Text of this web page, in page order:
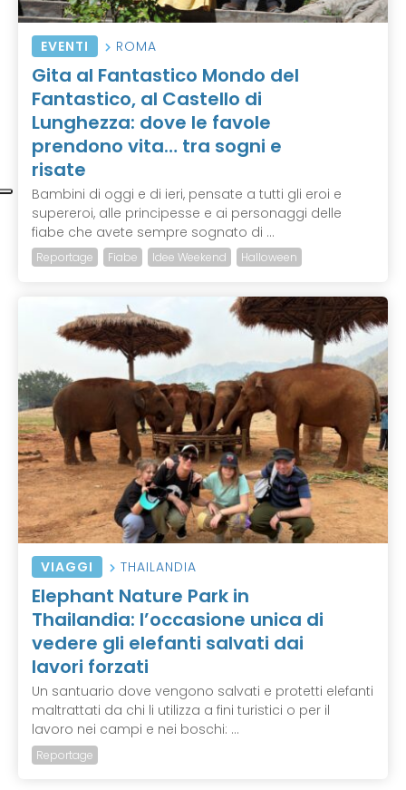
EVENTI ROMA
Gita al Fantastico Mondo del
Fantastico, al Castello di
Lunghezza: dove le favole
prendono vita… tra sogni e
risate
Bambini di oggi e di ieri, pensate a tutti gli eroi e
supereroi, alle principesse e ai personaggi delle
fiabe che avete sempre sognato di ...
Reportage Fiabe Idee Weekend Halloween
VIAGGI THAILANDIA
Elephant Nature Park in
Thailandia: l’occasione unica di
vedere gli elefanti salvati dai
lavori forzati
Un santuario dove vengono salvati e protetti elefanti
maltrattati da chi li utilizza a fini turistici o per il
lavoro nei campi e nei boschi: ...
Reportage